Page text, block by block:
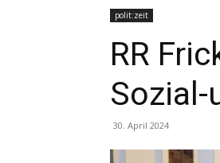
polit:zeit
RR
30. April 2024